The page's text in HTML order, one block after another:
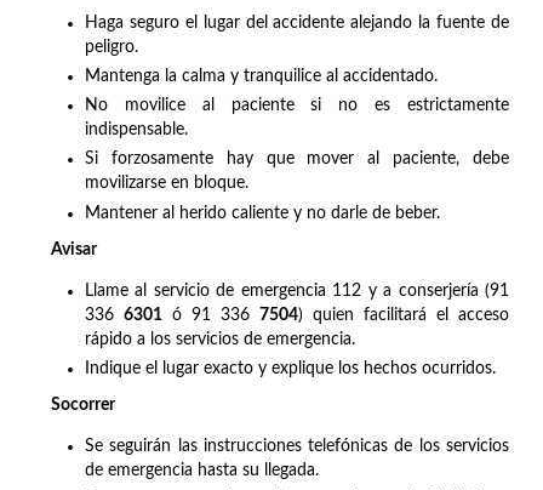
Haga seguro el lugar del accidente alejando la fuente de
peligro.
Mantenga la calma y tranquilice al accidentado.
No movilice al paciente si no es estrictamente
indispensable.
Si forzosamente hay que mover al paciente, debe
movilizarse en bloque.
Mantener al herido caliente y no darle de beber.
Avisar
Llame al servicio de emergencia 112 y a conserjería (91
336 6301 ó 91 336 7504) quien facilitará el acceso
rápido a los servicios de emergencia.
Indique el lugar exacto y explique los hechos ocurridos.
Socorrer
Se seguirán las instrucciones telefónicas de los servicios
de emergencia hasta su llegada.